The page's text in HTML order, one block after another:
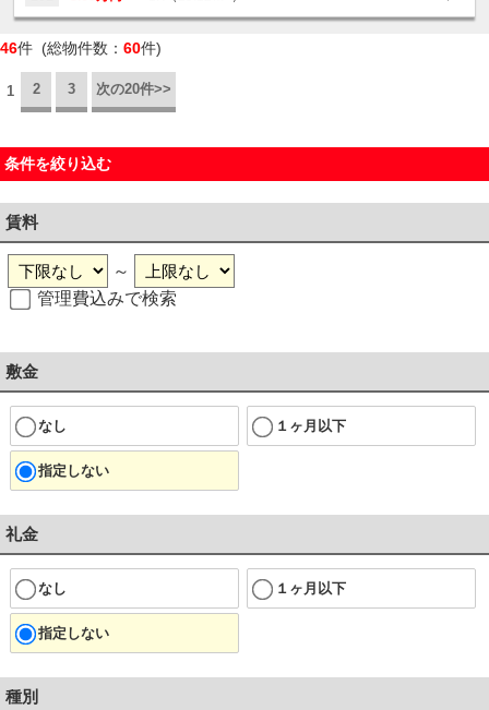
46件 (総物件数： 60件)
1 2 3 次の20件>>
条件を絞り込む
賃料
～
管理費込みで検索
敷金
なし １ヶ月以下
指定しない
礼金
なし １ヶ月以下
指定しない
種別